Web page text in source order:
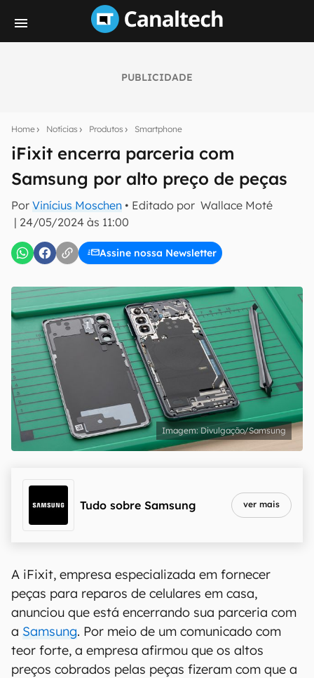
PUBLICIDADE
Home Notícias Produtos Smartphone
iFixit encerra parceria com
Samsung por alto preço de peças
Por Vinícius Moschen • Editado por Wallace Moté
| 24/05/2024 às 11:00
Assine nossa Newsletter
notícias e reviews sobre tecnologia em primeira
mão.
E-mail
Uso e Política de Privacidade do Canaltech.
Divulgação/Samsung
Tudo sobre Samsung ver mais
A iFixit, empresa especializada em fornecer
peças para reparos de celulares em casa,
anunciou que está encerrando sua parceria com
a Samsung. Por meio de um comunicado com
teor forte, a empresa afirmou que os altos
preços cobrados pelas peças fizeram com que a